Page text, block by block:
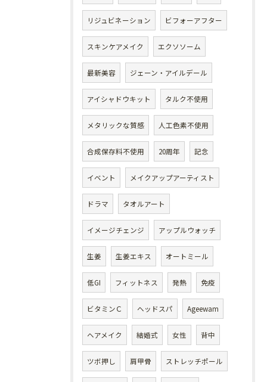
リジュビネーション ビフォーアフター
スキンケアメイク エクソソーム
最新美容 ジェーン・アイルデール
アイシャドウキット タルク不使用
メタリックな質感 人工色素不使用
合成保存料不使用 20周年 記念
イベント メイクアップアーティスト
ドラマ タオルアート
イメージチェンジ アップルウォッチ
生姜 生姜エキス オートミール
低GI フィットネス 発熱 免疫
ビタミンＣ ヘッドスパ Ageewam
ヘアメイク 結婚式 女性 背中
ツボ押し 肩甲骨 ストレッチポール